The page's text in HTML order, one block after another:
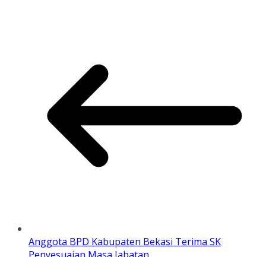
Anggota BPD Kabupaten Bekasi Terima SK